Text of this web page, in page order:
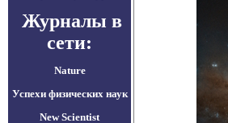
Журналы в
сети:
Nature
Успехи физических наук
New Scientist